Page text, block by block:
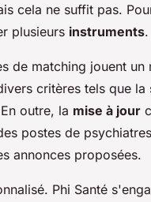
cela ne suffit pas.
plusieurs instruments.
de matching jouent un
critères tels que
outre, la mise à jour
postes de
annonces proposées.
Phi Santé